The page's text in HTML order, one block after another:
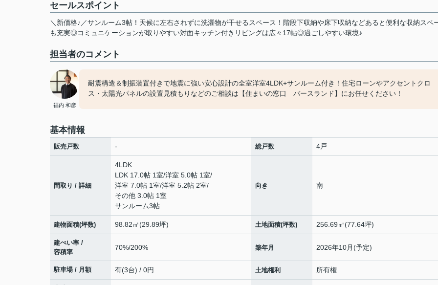
セールスポイント
＼新価格♪／サンルーム3帖！天候に左右されずに洗濯物が干せるスペース！階段下収納や床下収納などあると便利な収納スペ
も充実◎コミュニケーションが取りやすい対面キッチン付きリビングは広々17帖◎過ごしやすい環境♪
担当者のコメント
福内 和彦
耐震構造＆制振装置付きで地震に強い安心設計の全室洋室4LDK+サンルーム付き！住宅ローンやアクセントクロ
ス・太陽光パネルの設置見積もりなどのご相談は【住まいの窓口 バースランド】にお任せください！
基本情報
販売戸数 - 総戸数 4戸
間取り / 詳細
4LDK
LDK 17.0帖 1室/洋室 5.0帖 1室/
洋室 7.0帖 1室/洋室 5.2帖 2室/
その他 3.0帖 1室
サンルーム3帖
向き 南
建物面積(坪数) 98.82㎡(29.89坪) 土地面積(坪数) 256.69㎡(77.64坪)
建ぺい率 /
容積率
70%/200% 築年月 2026年10月(予定)
駐車場 / 月額 有(3台) / 0円 土地権利 所有権